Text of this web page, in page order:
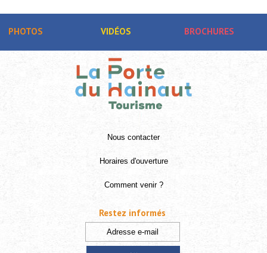
PHOTOS VIDÉOS BROCHURES
Nous contacter
Horaires d'ouverture
Comment venir ?
Restez informés